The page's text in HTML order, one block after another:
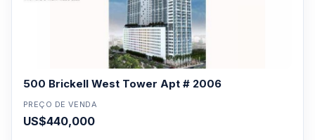
WhatsApp um corretor em Miami +1 305 540
Para Vendas ligar no telefone no Brasil SP 11-
500 Brickell West Tower Apt # 2006
PREÇO DE VENDA
US$440,000